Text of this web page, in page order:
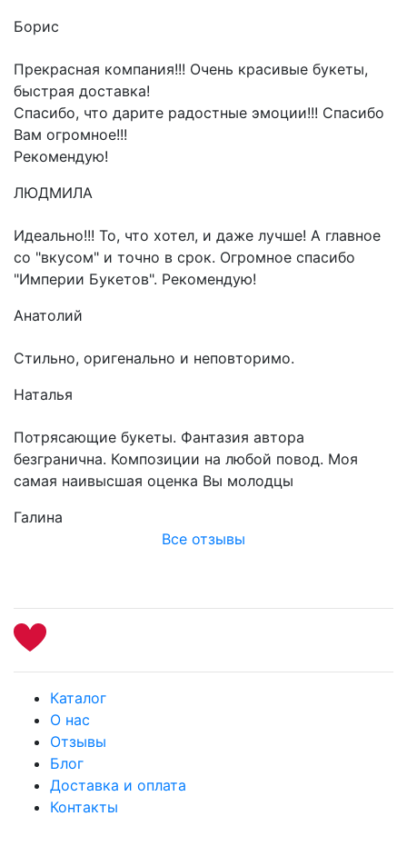
Борис
Прекрасная компания!!! Очень красивые букеты,
быстрая доставка!
Спасибо, что дарите радостные эмоции!!! Спасибо
Вам огромное!!!
Рекомендую!
ЛЮДМИЛА
Идеально!!! То, что хотел, и даже лучше! А главное
со "вкусом" и точно в срок. Огромное спасибо
"Империи Букетов". Рекомендую!
Анатолий
Стильно, оригенально и неповторимо.
Наталья
Потрясающие букеты. Фантазия автора
безгранична. Композиции на любой повод. Моя
самая наивысшая оценка Вы молодцы
Галина
Все отзывы
Каталог
О нас
Отзывы
Блог
Доставка и оплата
Контакты